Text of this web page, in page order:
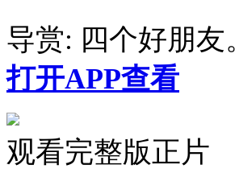
导赏: 四个好朋友。
打开APP查看
观看完整版正片